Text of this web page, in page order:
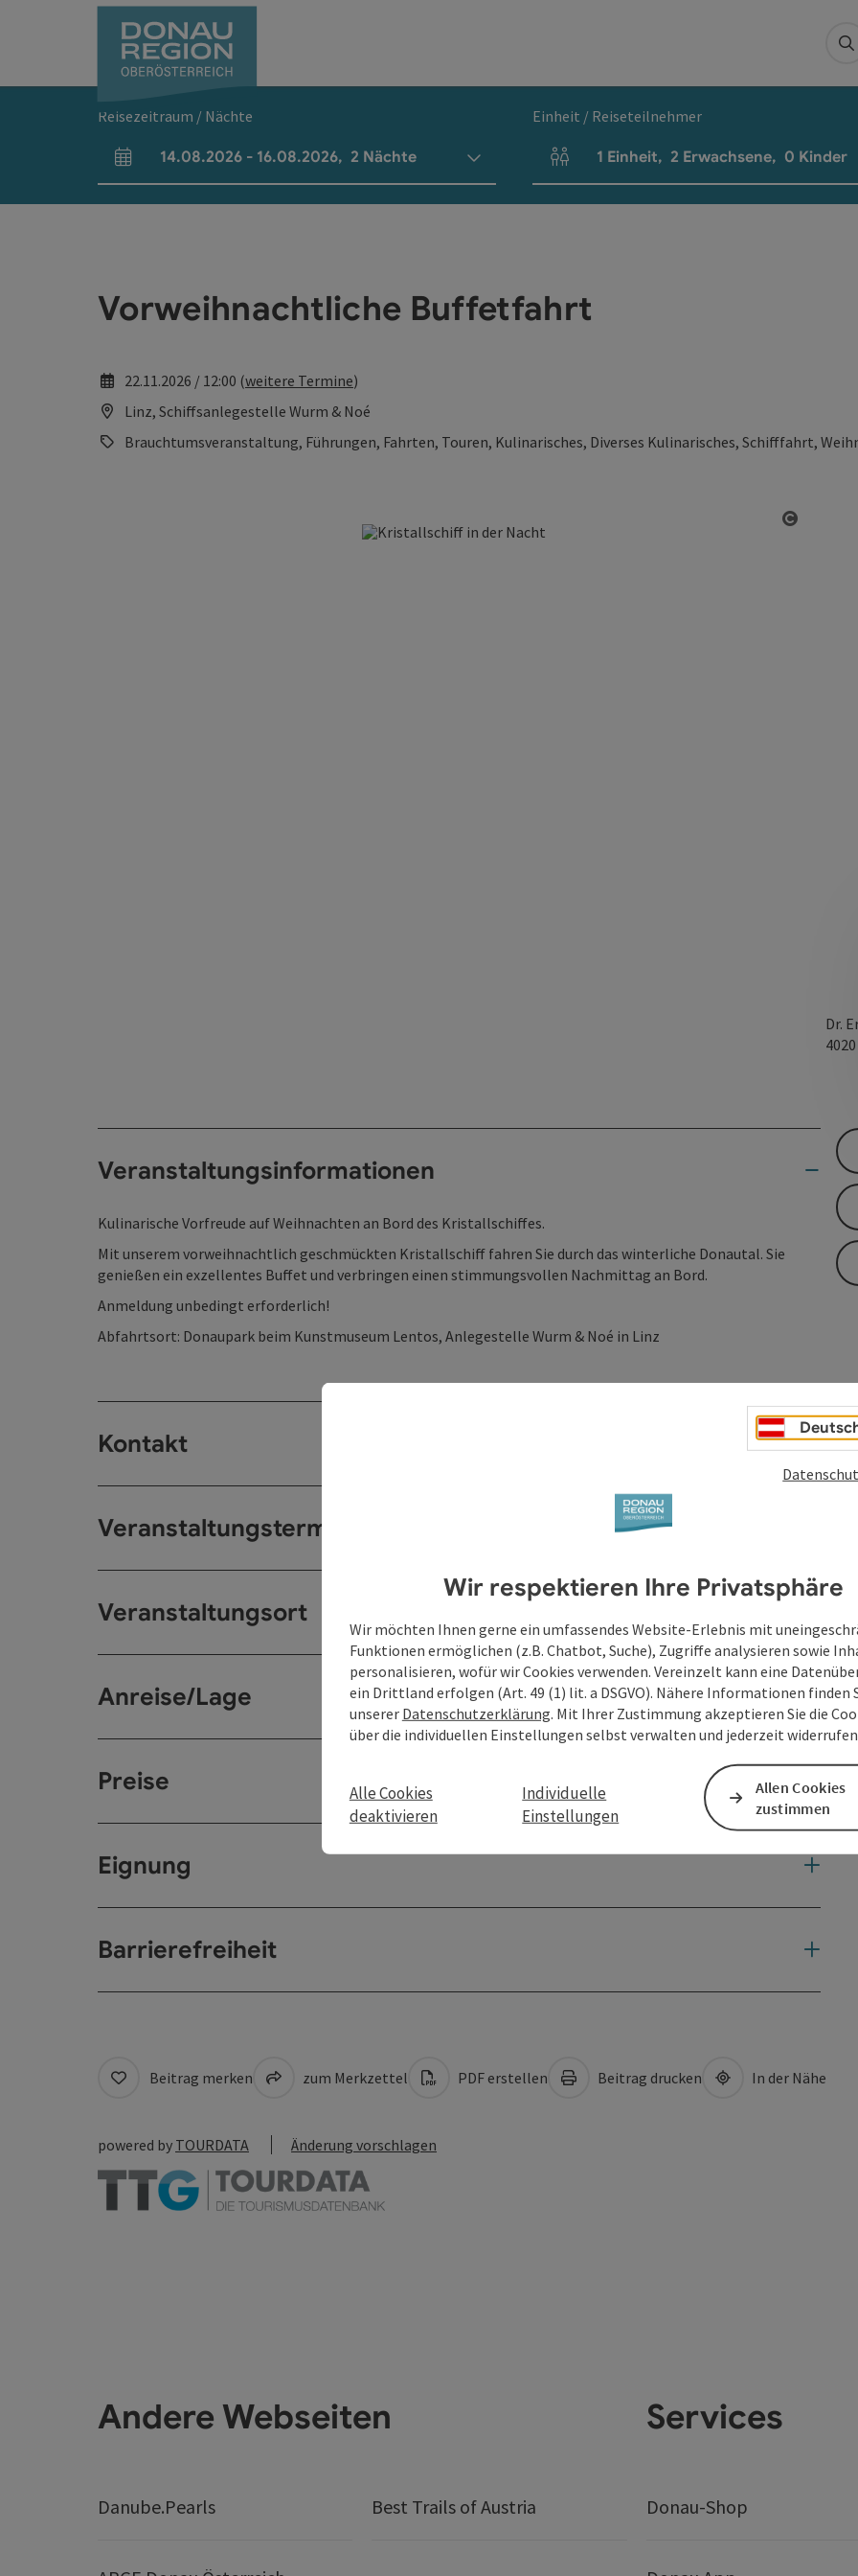
Reisezeitraum / Nächte
An- und Abreisefelder
14.08.2026 - 16.08.2026, 2 Nächte
Einheit / Reiseteilnehmer
Einheitenanzahl und Personenfelder
1 Einheit, 2 Erwachsene, 0 Kinder
Vorweihnachtliche Buffetfahrt
22.11.2026 / 12:00 (weitere Termine)
Linz, Schiffsanlegestelle Wurm & Noé
Brauchtumsveranstaltung, Führungen, Fahrten, Touren, Kulinarisches, Diverses Kulinarisches, Schifffahrt,
Dr.
4020
Veranstaltungsinformationen
Kulinarische Vorfreude auf Weihnachten an Bord des Kristallschiffes.
Mit unserem vorweihnachtlich geschmückten Kristallschiff fahren Sie durch das winterliche Donautal. Sie
genießen ein exzellentes Buffet und verbringen einen stimmungsvollen Nachmittag an Bord.
Anmeldung unbedingt erforderlich!
Abfahrtsort: Donaupark beim Kunstmuseum Lentos, Anlegestelle Wurm & Noé in Linz
Kontakt
Veranstaltungstermin/e
Veranstaltungsort
Anreise/Lage
Preise
Eignung
Barrierefreiheit
Beitrag merken zum Merkzettel PDF erstellen Beitrag drucken In der Nähe
powered by TOURDATA Änderung vorschlagen
Andere Webseiten
Danube.Pearls Best Trails of Austria
Services
Donau-Shop
Wir respektieren Ihre Privatsphäre
Wir möchten Ihnen gerne ein umfassendes Website-Erlebnis mit
Funktionen ermöglichen (z.B. Chatbot, Suche), Zugriffe analysieren sowie
personalisieren, wofür wir Cookies verwenden. Vereinzelt kann eine
ein Drittland erfolgen (Art. 49 (1) lit. a DSGVO). Nähere Informationen finden
unserer Datenschutzerklärung. Mit Ihrer Zustimmung akzeptieren Sie die
über die individuellen Einstellungen selbst verwalten und jederzeit
Alle Cookies
deaktivieren
Individuelle
Einstellungen
Allen Cookies
zustimmen